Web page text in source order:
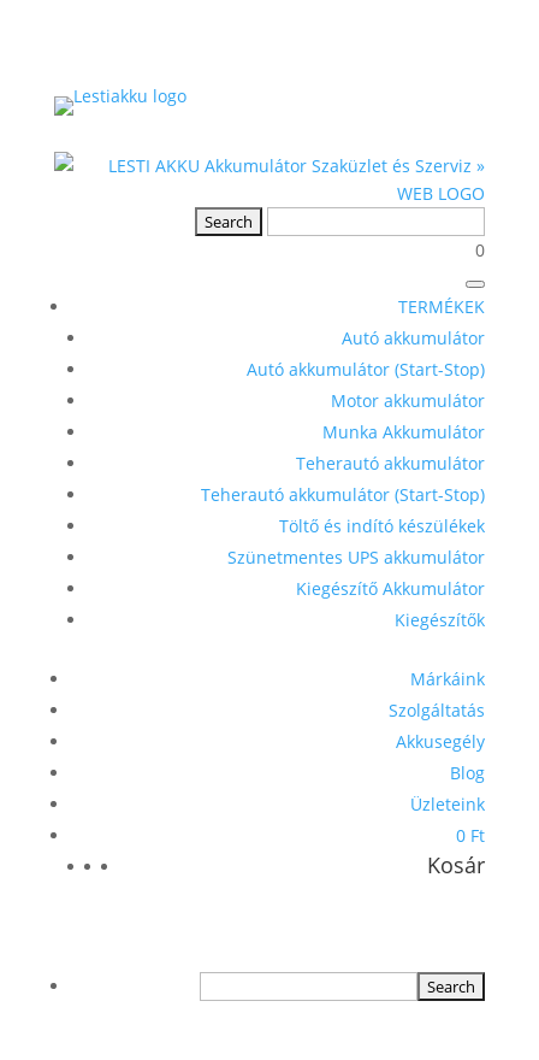
0
TERMÉKEK
Autó akkumulátor
Autó akkumulátor (Start-Stop)
Motor akkumulátor
Munka Akkumulátor
Teherautó akkumulátor
Teherautó akkumulátor (Start-Stop)
Töltő és indító készülékek
Szünetmentes UPS akkumulátor
Kiegészítő Akkumulátor
Kiegészítők
Márkáink
Szolgáltatás
Akkusegély
Blog
Üzleteink
0 Ft
Kosár